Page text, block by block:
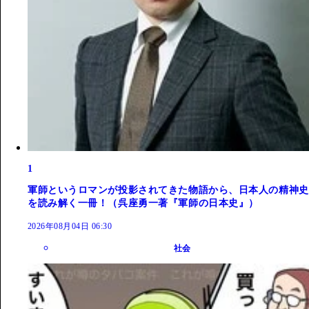
1
軍師というロマンが投影されてきた物語から、日本人の精神史
を読み解く一冊！（呉座勇一著『軍師の日本史』）
2026年08月04日 06:30
社会